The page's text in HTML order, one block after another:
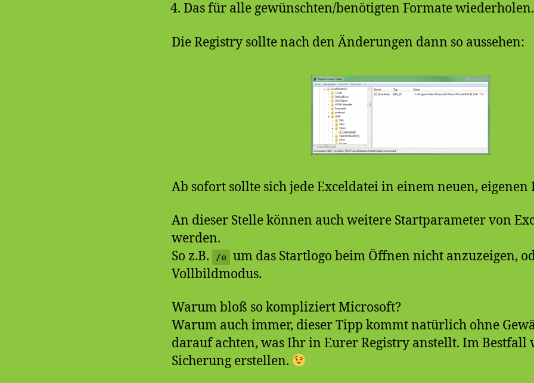
Das für alle gewünschten/benötigten Formate wiederholen.
Die Registry sollte nach den Änderungen dann so aussehen:
Ab sofort sollte sich jede Exceldatei in einem neuen, eigenen
An dieser Stelle können auch weitere Startparameter von
werden.
So z.B.
/e um das Startlogo beim Öffnen nicht anzuzeigen,
Vollbildmodus.
Warum bloß so kompliziert Microsoft?
Warum auch immer, dieser Tipp kommt natürlich ohne
darauf achten, was Ihr in Eurer Registry anstellt. Im Bestfall
Sicherung erstellen.